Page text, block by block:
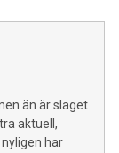
än är slaget
aktuell,
har